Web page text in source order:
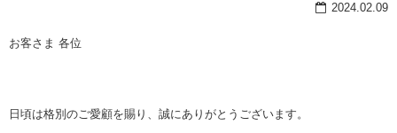
2024.02.09
お客さま 各位
日頃は格別のご愛顧を賜り、誠にありがとうございます。